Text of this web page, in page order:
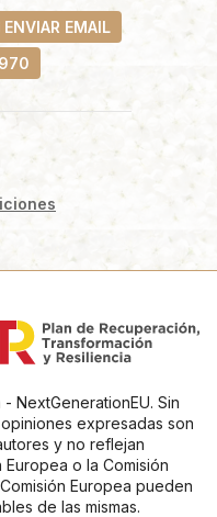
ENVIAR EMAIL
NextGenerationEU. Sin
expresadas son
y no reflejan
o la Comisión
Europea pueden
de las mismas.